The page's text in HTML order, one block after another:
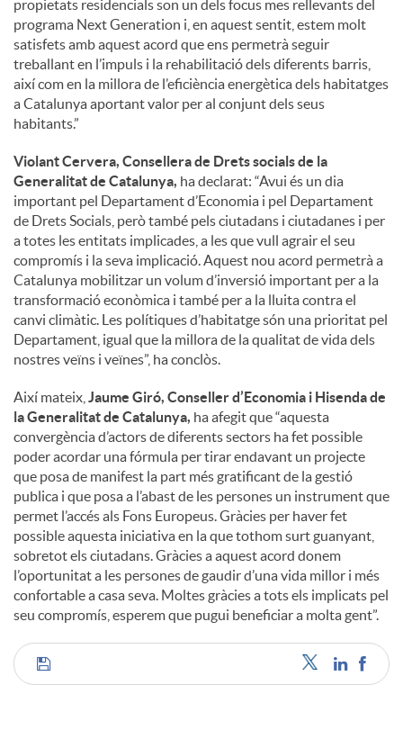
propietats residencials son un dels focus mes rellevants del
programa Next Generation i, en aquest sentit, estem molt
satisfets amb aquest acord que ens permetrà seguir
treballant en l’impuls i la rehabilitació dels diferents barris,
així com en la millora de l’eficiència energètica dels habitatges
a Catalunya aportant valor per al conjunt dels seus
habitants.”
Violant Cervera, Consellera de Drets socials de la
Generalitat de Catalunya, ha declarat: “Avui és un dia
important pel Departament d’Economia i pel Departament
de Drets Socials, però també pels ciutadans i ciutadanes i per
a totes les entitats implicades, a les que vull agrair el seu
compromís i la seva implicació. Aquest nou acord permetrà a
Catalunya mobilitzar un volum d’inversió important per a la
transformació econòmica i també per a la lluita contra el
canvi climàtic. Les polítiques d’habitatge són una prioritat pel
Departament, igual que la millora de la qualitat de vida dels
nostres veïns i veïnes”, ha conclòs.
Així mateix, Jaume Giró, Conseller d’Economia i Hisenda de
la Generalitat de Catalunya, ha afegit que “aquesta
convergència d’actors de diferents sectors ha fet possible
poder acordar una fórmula per tirar endavant un projecte
que posa de manifest la part més gratificant de la gestió
publica i que posa a l’abast de les persones un instrument que
permet l’accés als Fons Europeus. Gràcies per haver fet
possible aquesta iniciativa en la que tothom surt guanyant,
sobretot els ciutadans. Gràcies a aquest acord donem
l’oportunitat a les persones de gaudir d’una vida millor i més
confortable a casa seva. Moltes gràcies a tots els implicats pel
seu compromís, esperem que pugui beneficiar a molta gent”.
C